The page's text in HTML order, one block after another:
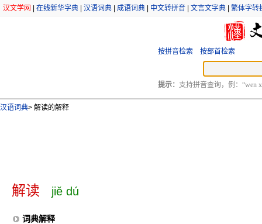
汉文学网 在线新华字典 汉语词典 成语词典 中文转拼音 文言文字典 繁体字转
按拼音检索 按部首检索
提示： 支持拼音查询，例：“wen
汉语词典> 解读的解释
解读 jiě dú
词典解释